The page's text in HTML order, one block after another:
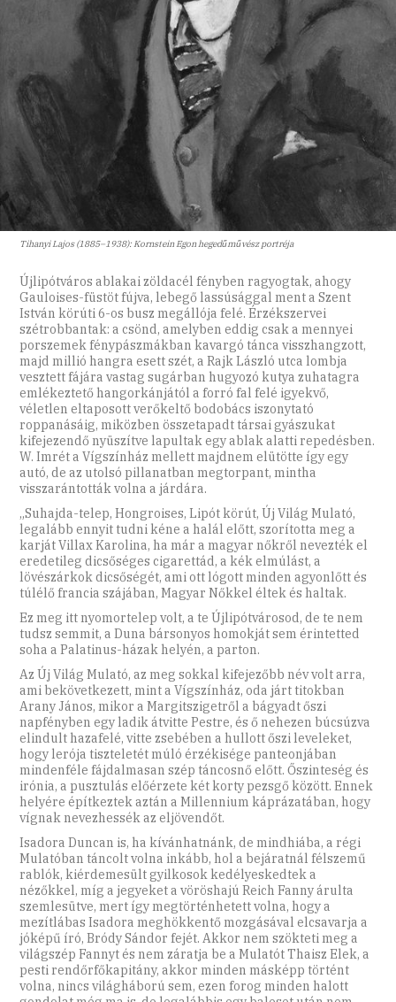
Tihanyi Lajos (1885–1938): Kornstein Egon hegedűművész portréja
Újlipótváros ablakai zöldacél fényben ragyogtak, ahogy
Gauloises-füstöt fújva, lebegő lassúsággal ment a Szent
István körúti 6-os busz megállója felé. Érzékszervei
szétrobbantak: a csönd, amelyben eddig csak a mennyei
porszemek fénypászmákban kavargó tánca visszhangzott,
majd millió hangra esett szét, a Rajk László utca lombja
vesztett fájára vastag sugárban hugyozó kutya zuhatagra
emlékeztető hangorkánjától a forró fal felé igyekvő,
véletlen eltaposott verőkeltő bodobács iszonytató
roppanásáig, miközben összetapadt társai gyászukat
kifejezendő nyüszítve lapultak egy ablak alatti repedésben.
W. Imrét a Vígszínház mellett majdnem elütötte így egy
autó, de az utolsó pillanatban megtorpant, mintha
visszarántották volna a járdára.
„Suhajda-telep, Hongroises, Lipót körút, Új Világ Mulató,
legalább ennyit tudni kéne a halál előtt, szorította meg a
karját Villax Karolina, ha már a magyar nőkről nevezték el
eredetileg dicsőséges cigarettád, a kék elmúlást, a
lövészárkok dicsőségét, ami ott lógott minden agyonlőtt és
túlélő francia szájában, Magyar Nőkkel éltek és haltak.
Ez meg itt nyomortelep volt, a te Újlipótvárosod, de te nem
tudsz semmit, a Duna bársonyos homokját sem érintetted
soha a Palatinus-házak helyén, a parton.
Az Új Világ Mulató, az meg sokkal kifejezőbb név volt arra,
ami bekövetkezett, mint a Vígszínház, oda járt titokban
Arany János, mikor a Margitszigetről a bágyadt őszi
napfényben egy ladik átvitte Pestre, és ő nehezen búcsúzva
elindult hazafelé, vitte zsebében a hullott őszi leveleket,
hogy lerója tiszteletét múló érzékisége panteonjában
mindenféle fájdalmasan szép táncosnő előtt. Őszinteség és
irónia, a pusztulás előérzete két korty pezsgő között. Ennek
helyére építkeztek aztán a Millennium káprázatában, hogy
vígnak nevezhessék az eljövendőt.
Isadora Duncan is, ha kívánhatnánk, de mindhiába, a régi
Mulatóban táncolt volna inkább, hol a bejáratnál félszemű
rablók, kiérdemesült gyilkosok kedélyeskedtek a
nézőkkel, míg a jegyeket a vöröshajú Reich Fanny árulta
szemlesütve, mert így megtörténhetett volna, hogy a
mezítlábas Isadora meghökkentő mozgásával elcsavarja a
jóképű író, Bródy Sándor fejét. Akkor nem szökteti meg a
világszép Fannyt és nem záratja be a Mulatót Thaisz Elek, a
pesti rendőrfőkapitány, akkor minden másképp történt
volna, nincs világháború sem, ezen forog minden halott